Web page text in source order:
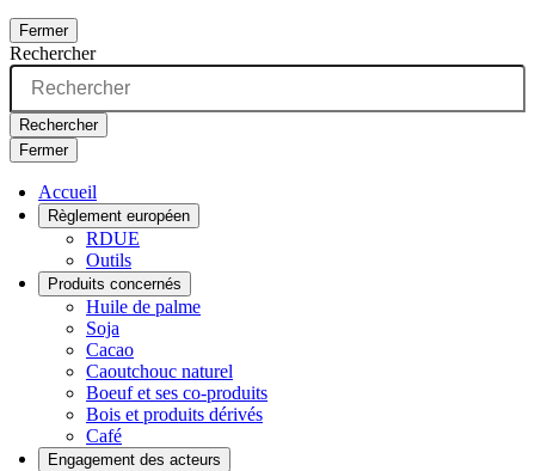
Fermer
Rechercher
Rechercher
Fermer
Accueil
Règlement européen
RDUE
Outils
Produits concernés
Huile de palme
Soja
Cacao
Caoutchouc naturel
Boeuf et ses co-produits
Bois et produits dérivés
Café
Engagement des acteurs